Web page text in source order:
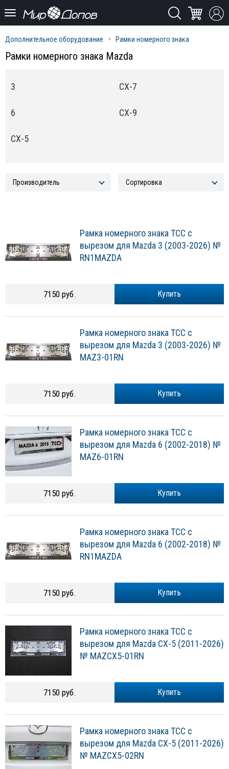
Дополнительное оборудование Рамки номерного знака
Рамки номерного знака Mazda
3
6
CX-5
CX-7
CX-9
Рамка номерного знака ТСС с
вырезом для Mazda 3 (2003-2026) №
RN1MAZDA
Купить
7150 руб.
Рамка номерного знака ТСС с
вырезом для Mazda 3 (2003-2026) №
MAZ3-01RN
Купить
7150 руб.
Рамка номерного знака ТСС с
вырезом для Mazda 6 (2002-2018) №
MAZ6-01RN
Купить
7150 руб.
Рамка номерного знака ТСС с
вырезом для Mazda 6 (2002-2018) №
RN1MAZDA
Купить
7150 руб.
Рамка номерного знака ТСС с
вырезом для Mazda CX-5 (2011-2026)
№ MAZCX5-01RN
Купить
7150 руб.
Рамка номерного знака ТСС с
вырезом для Mazda CX-5 (2011-2026)
№ MAZCX5-02RN